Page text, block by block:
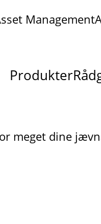
Management
Produkter
meget dine